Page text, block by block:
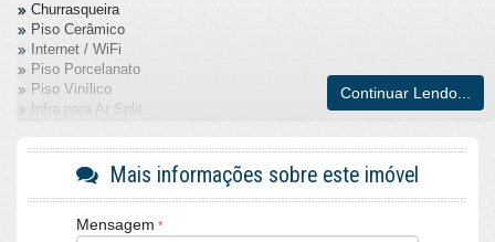
Churrasqueira
Piso Cerâmico
Internet / WiFi
Piso Porcelanato
Piso Vinílico
Infra para Ar Split
Acabamento em Gesso
Móveis Planejados
Fechadura Eletrônica
Continuar Lendo...
Mais informações sobre este imóvel
Mensagem